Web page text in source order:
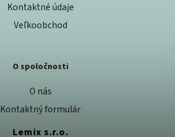
Kontaktné údaje
Veľkoobchod
O spoločnosti
O nás
Kontaktný formulár
Lemix s.r.o.